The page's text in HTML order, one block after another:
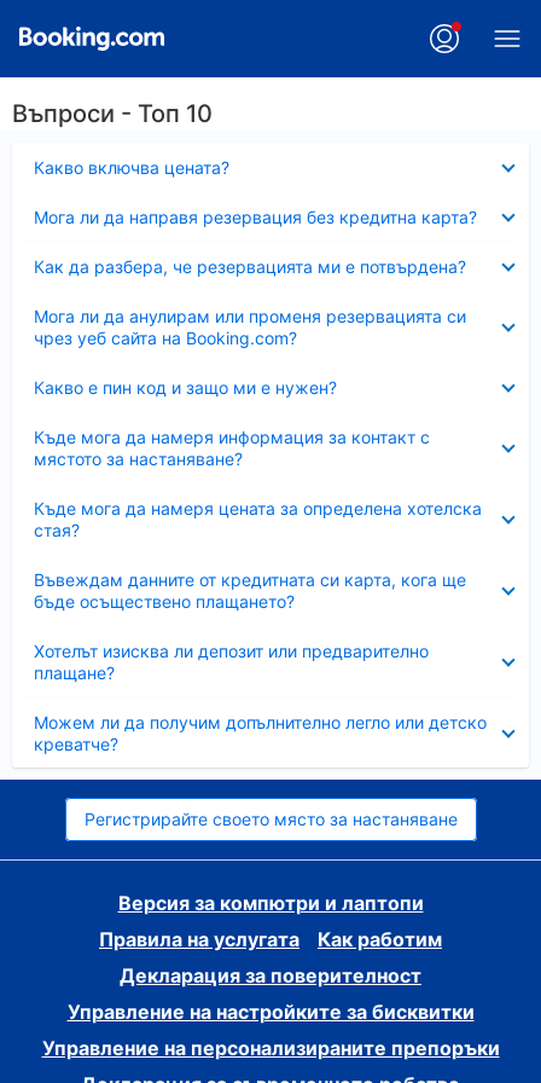
Въпроси - Топ 10
Какво включва цената?
Мога ли да направя резервация без кредитна карта?
Как да разбера, че резервацията ми е потвърдена?
Мога ли да анулирам или променя резервацията си
чрез уеб сайта на Booking.com?
Какво е пин код и защо ми е нужен?
Къде мога да намеря информация за контакт с
мястото за настаняване?
Къде мога да намеря цената за определена хотелска
стая?
Въвеждам данните от кредитната си карта, кога ще
бъде осъществено плащането?
Хотелът изисква ли депозит или предварително
плащане?
Можем ли да получим допълнително легло или детско
креватче?
Регистрирайте своето място за настаняване
Версия за компютри и лаптопи
Правила на услугата
Как работим
Декларация за поверителност
Управление на настройките за бисквитки
Управление на персонализираните препоръки